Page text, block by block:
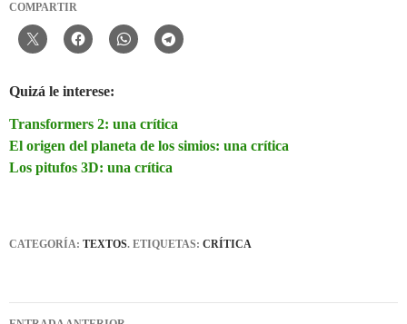
COMPARTIR
Quizá le interese:
Transformers 2: una crítica
El origen del planeta de los simios: una crítica
Los pitufos 3D: una crítica
CATEGORÍA: TEXTOS. ETIQUETAS: CRÍTICA